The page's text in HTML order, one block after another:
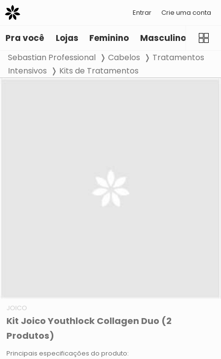
Entrar Crie uma conta
Pra você Lojas Feminino Masculino
Sebastian Professional Cabelos
Tratamentos
Intensivos
Kits de Tratamentos
JOICO
Kit Joico Youthlock Collagen Duo (2
Produtos)
Principais especificações do produto: